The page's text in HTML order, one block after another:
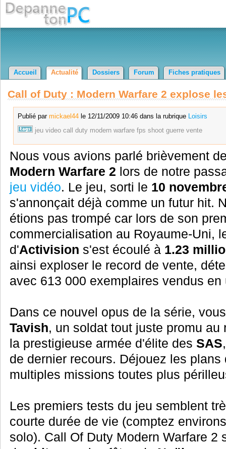
Accueil Actualité Dossiers Forum Fiches pratiques
Call of Duty : Modern Warfare 2 explose
Publié par mickael44le 12/11/2009 10:46 dans la rubrique Loisirs
jeu video call duty modern warfare fps shoot guerre vente
Nous vous avions parlé brièvement
Modern Warfare 2 lors de notre
jeu vidéo. Le jeu, sorti le 10
s'annonçait déjà comme un futur hit.
étions pas trompé car lors de son
commercialisation au Royaume-Uni,
d'Activision s'est écoulé à 1.23
ainsi exploser le record de vente,
avec 613 000 exemplaires vendus en
Dans ce nouvel opus de la série,
Tavish, un soldat tout juste promu
la prestigieuse armée d'élite des SAS
de dernier recours. Déjouez les
multiples missions toutes plus
Les premiers tests du jeu semblent
courte durée de vie (comptez
solo). Call Of Duty Modern Warfare 2